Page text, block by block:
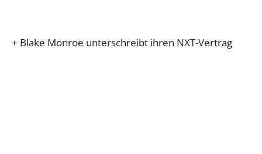
+ Blake Monroe unterschreibt ihren NXT-Vertrag